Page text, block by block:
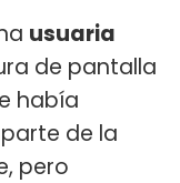
usuaria
de pantalla
había
de la
pero